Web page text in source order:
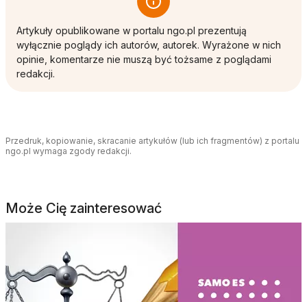
Artykuły opublikowane w portalu ngo.pl prezentują
wyłącznie poglądy ich autorów, autorek. Wyrażone w nich
opinie, komentarze nie muszą być tożsame z poglądami
redakcji.
Przedruk, kopiowanie, skracanie artykułów (lub ich fragmentów) z portalu
ngo.pl wymaga zgody redakcji.
Może Cię zainteresować